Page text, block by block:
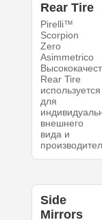
Rear Tire
Pirelli™
Scorpion
Zero
Asimmetrico
Rear Tire
используется
для
внешнего
вида и
Side
Mirrors